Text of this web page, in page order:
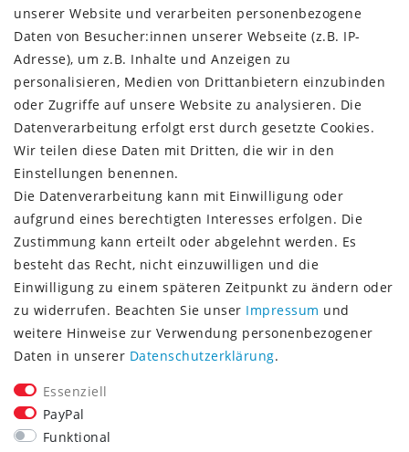
VERSAND + SERVICE
Versandinformationen
Rückgabeinformationen
Zahlungsinformationen
Vorkasse (3% Rabatt)
Paypal
Kauf auf Rechnung (Paypalservice)
Lastschrift (Paypalservice)
Kreditkarte (Paypalservice)
SOCIAL MEDIA
CONSULTING- UND TEXTAGENTUR
unserer Website und verarbeiten personenbezogene
Daten von Besucher:innen unserer Webseite (z.B. IP-
Adresse), um z.B. Inhalte und Anzeigen zu
personalisieren, Medien von Drittanbietern einzubinden
oder Zugriffe auf unsere Website zu analysieren. Die
Datenverarbeitung erfolgt erst durch gesetzte Cookies.
Wir teilen diese Daten mit Dritten, die wir in den
Einstellungen benennen.
Die Datenverarbeitung kann mit Einwilligung oder
aufgrund eines berechtigten Interesses erfolgen. Die
Zustimmung kann erteilt oder abgelehnt werden. Es
besteht das Recht, nicht einzuwilligen und die
Einwilligung zu einem späteren Zeitpunkt zu ändern oder
zu widerrufen. Beachten Sie unser Impressum und
weitere Hinweise zur Verwendung personenbezogener
Daten in unserer Daten­schutz­erklärung.
Essenziell
PayPal
Funktional